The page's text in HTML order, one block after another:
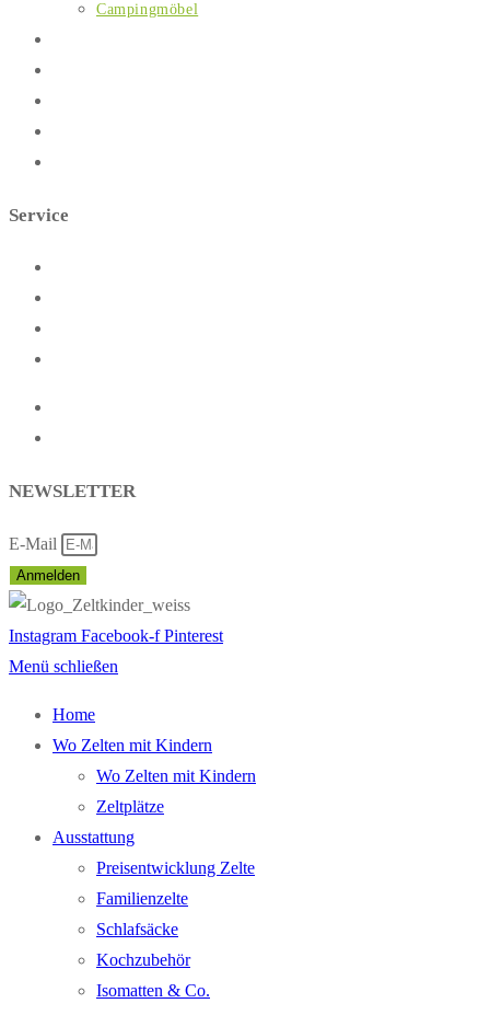
Campingmöbel
Service
NEWSLETTER
E-Mail
Anmelden
Instagram Facebook-f Pinterest
Menü schließen
Home
Wo Zelten mit Kindern
Wo Zelten mit Kindern
Zeltplätze
Ausstattung
Preisentwicklung Zelte
Familienzelte
Schlafsäcke
Kochzubehör
Isomatten & Co.